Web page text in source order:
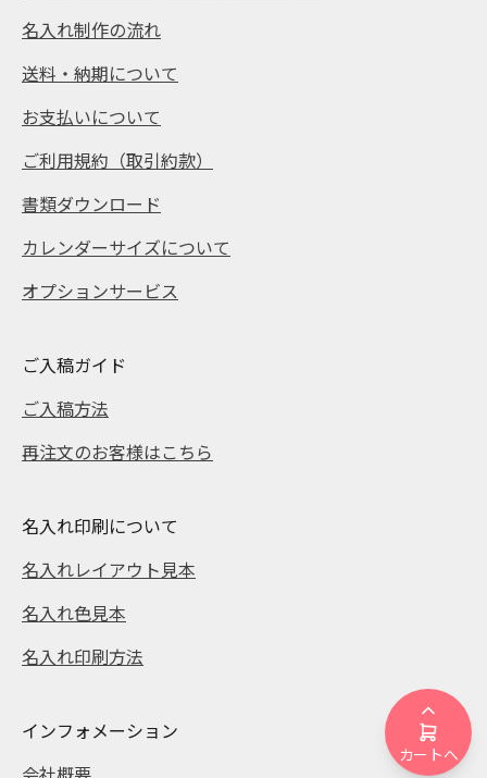
カートへ
名入れ制作の流れ
送料・納期について
お支払いについて
ご利用規約（取引約款）
書類ダウンロード
カレンダーサイズについて
オプションサービス
ご入稿ガイド
ご入稿方法
再注文のお客様はこちら
名入れ印刷について
名入れレイアウト見本
名入れ色見本
名入れ印刷方法
インフォメーション